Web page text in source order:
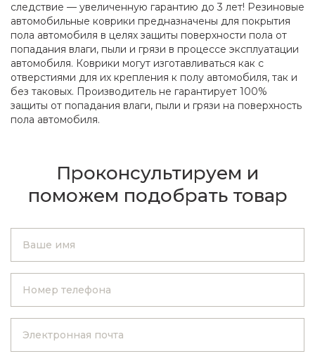
следствие — увеличенную гарантию до 3 лет! Резиновые
автомобильные коврики предназначены для покрытия
пола автомобиля в целях защиты поверхности пола от
попадания влаги, пыли и грязи в процессе эксплуатации
автомобиля. Коврики могут изготавливаться как с
отверстиями для их крепления к полу автомобиля, так и
без таковых. Производитель не гарантирует 100%
защиты от попадания влаги, пыли и грязи на поверхность
пола автомобиля.
Проконсультируем и
поможем подобрать товар